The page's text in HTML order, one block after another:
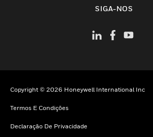
SIGA-NOS
Copyright © 2026 Honeywell International Inc
Termos E Condições
Declaração De Privacidade